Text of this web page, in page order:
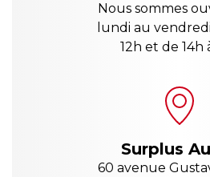
Nous sommes
lundi au
12h et de 14h
Surplus
60 avenue